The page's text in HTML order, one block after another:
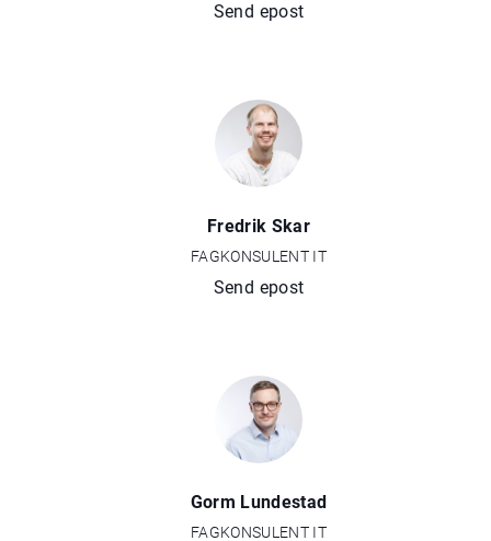
Send epost
Fredrik Skar
FAGKONSULENT IT
Send epost
Gorm Lundestad
FAGKONSULENT IT